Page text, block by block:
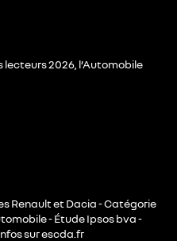
2026, l’Automobile
Renault et Dacia - Catégorie
- Étude Ipsos bva -
sur escda.fr